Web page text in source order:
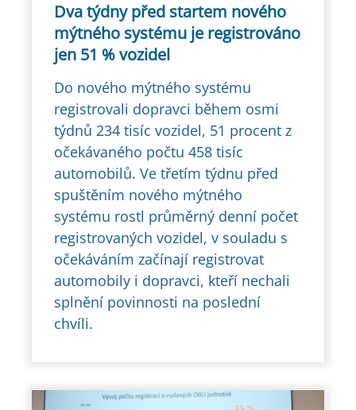
Dva týdny před startem nového
mýtného systému je registrováno
jen 51 % vozidel
Do nového mýtného systému
registrovali dopravci během osmi
týdnů 234 tisíc vozidel, 51 procent z
očekávaného počtu 458 tisíc
automobilů. Ve třetím týdnu před
spuštěním nového mýtného
systému rostl průměrný denní počet
registrovaných vozidel, v souladu s
očekáváním začínají registrovat
automobily i dopravci, kteří nechali
splnění povinnosti na poslední
chvíli.